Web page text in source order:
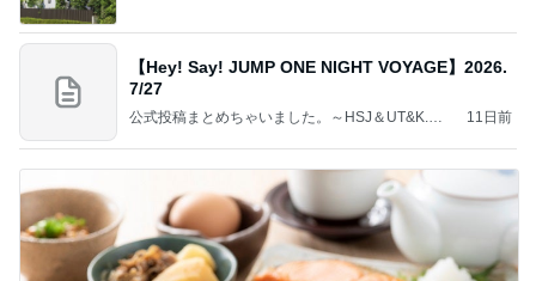
【Hey! Say! JUMP ONE NIGHT VOYAGE】2026.
7/27
公式投稿まとめちゃいました。～HSJ＆UT&K.O.
11日前